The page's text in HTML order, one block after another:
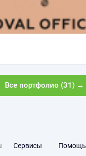
Все портфолио (31) →
Сервисы Помощь